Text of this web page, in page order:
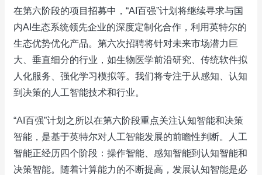
在第六阶段的项目招募中，“AI百强”计划将继续寻求与国
内AI生态系统领先企业的深度定制化合作，利用英特尔的
生态优势优化产品。第六次招聘将针对未来市场潜力巨
大、垂直细分的行业，如生物医学前沿研究、传统软件拟
人化服务、强化学习模拟等。我们将专注于从感知、认知
到决策的人工智能技术和行业。
“AI百强”计划之所以在第六阶段重点关注认知智能和决策
智能，是基于英特尔对人工智能发展的前瞻性判断。人工
智能正经历四个阶段：操作智能、感知智能到认知智能和
决策智能。随着计算能力的不断提高，发展认知智能是必